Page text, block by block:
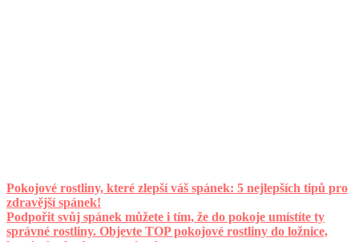
Pokojové rostliny, které zlepší váš spánek: 5 nejlepších tipů pro
zdravější spánek!
Podpořit svůj spánek můžete i tím, že do pokoje umístíte ty
správné rostliny. Objevte TOP pokojové rostliny do ložnice,